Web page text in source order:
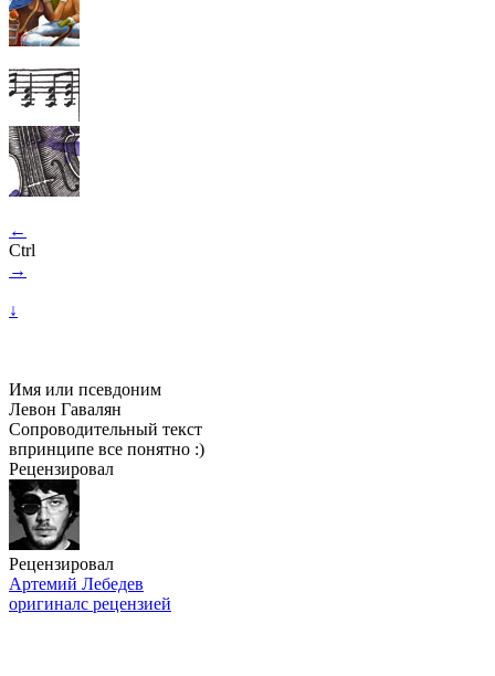
←
Ctrl
→
↓
Имя или псевдоним
Левон Гавалян
Сопроводительный текст
впринципе все понятно :)
Рецензировал
Рецензировал
Артемий Лебедев
оригиналс рецензией